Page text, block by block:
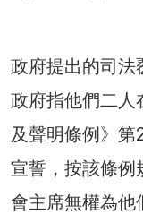
政府提出的司法
政府指他們二人
及聲明條例》第
宣誓，按該條例
會主席無權為他